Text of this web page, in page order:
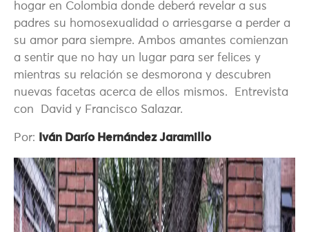
hogar en Colombia donde deberá revelar a sus
padres su homosexualidad o arriesgarse a perder a
su amor para siempre. Ambos amantes comienzan
a sentir que no hay un lugar para ser felices y
mientras su relación se desmorona y descubren
nuevas facetas acerca de ellos mismos. Entrevista
con David y Francisco Salazar.
Por: Iván Darío Hernández Jaramillo